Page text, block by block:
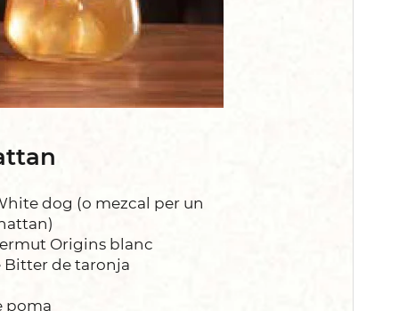
dog (o mezcal per un
Origins blanc
Bitter de taronja
poma